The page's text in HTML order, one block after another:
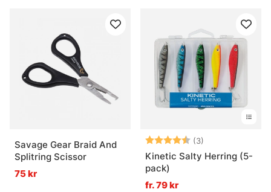
Savage Gear Braid And
Splitring Scissor
75 kr
Betyg: (3)
Kinetic Salty Herring (5-
pack)
fr. 79 kr